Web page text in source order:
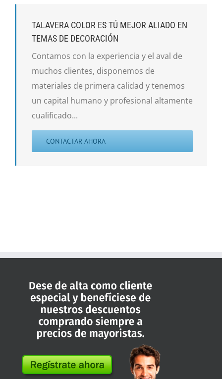
TALAVERA COLOR ES TÚ MEJOR ALIADO EN
TEMAS DE DECORACIÓN
Contamos con la experiencia y el aval de
muchos clientes, disponemos de
materiales de primera calidad y tenemos
un capital humano y profesional altamente
cualificado...
CONTACTAR AHORA